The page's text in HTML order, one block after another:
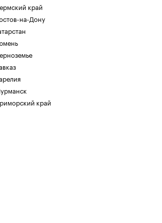
край
на-Дону
край